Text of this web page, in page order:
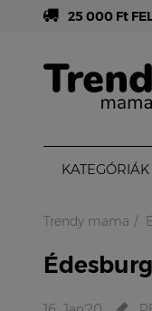
25 000 Ft
KATEGÓRIÁK
Trendy mama